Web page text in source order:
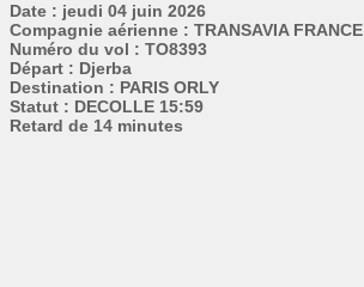
Date : jeudi 04 juin 2026
Compagnie aérienne : TRANSAVIA FRANCE
Numéro du vol : TO8393
Départ : Djerba
Destination : PARIS ORLY
Statut : DECOLLE 15:59
Retard de 14 minutes